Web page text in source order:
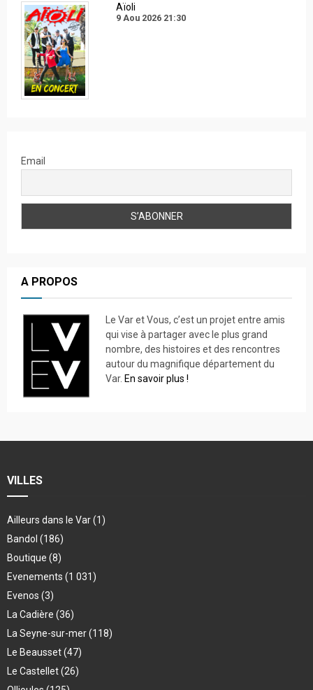
Aïoli
9 Aou 2026 21:30
Email
A PROPOS
Le Var et Vous, c’est un projet entre amis
qui vise à partager avec le plus grand
nombre, des histoires et des rencontres
autour du magnifique département du
Var. En savoir plus !
VILLES
Ailleurs dans le Var(1)
Bandol (186)
Boutique (8)
Evenements (1 031)
Evenos (3)
La Cadière (36)
La Seyne-sur-mer(118)
Le Beausset(47)
Le Castellet(26)